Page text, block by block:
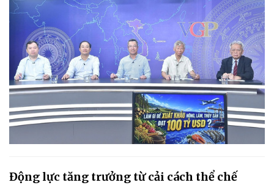
Động lực tăng trưởng từ cải cách thể chế